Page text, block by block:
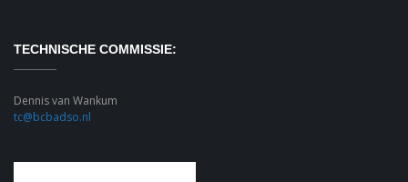
TECHNISCHE COMMISSIE:
Dennis van Wankum
tc@bcbadso.nl